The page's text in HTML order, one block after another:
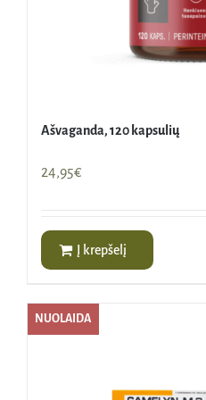
Ašvaganda, 120 kapsulių
24,95€
Į krepšelį
NUOLAIDA